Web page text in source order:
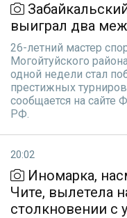
выиграл два
26-летний мастер
Могойтуйского
одной недели стал
престижных
сообщается на сайте
РФ.
20:02
Иномарка,
Чите, вылетела
столкновении с